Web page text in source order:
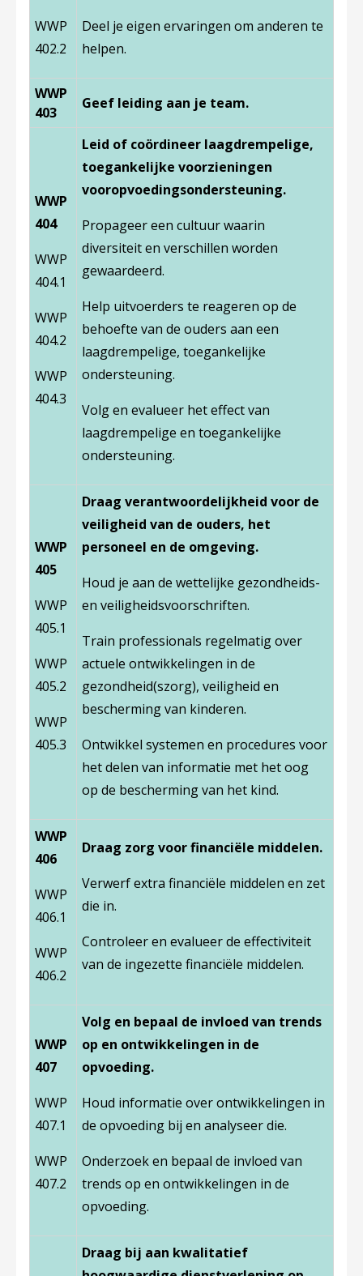
WWP
402.2
Deel je eigen ervaringen om anderen te
helpen.
WWP
403
Geef leiding aan je team.
WWP
404
WWP
404.1
WWP
404.2
WWP
404.3
Leid of coördineer laagdrempelige,
toegankelijke voorzieningen
vooropvoedingsondersteuning.
Propageer een cultuur waarin
diversiteit en verschillen worden
gewaardeerd.
Help uitvoerders te reageren op de
behoefte van de ouders aan een
laagdrempelige, toegankelijke
ondersteuning.
Volg en evalueer het effect van
laagdrempelige en toegankelijke
ondersteuning.
WWP
405
WWP
405.1
WWP
405.2
WWP
405.3
Draag verantwoordelijkheid voor de
veiligheid van de ouders, het
personeel en de omgeving.
Houd je aan de wettelijke gezondheids-
en veiligheidsvoorschriften.
Train professionals regelmatig over
actuele ontwikkelingen in de
gezondheid(szorg), veiligheid en
bescherming van kinderen.
Ontwikkel systemen en procedures voor
het delen van informatie met het oog
op de bescherming van het kind.
WWP
406
WWP
406.1
WWP
406.2
Draag zorg voor financiële middelen.
Verwerf extra financiële middelen en zet
die in.
Controleer en evalueer de effectiviteit
van de ingezette financiële middelen.
WWP
407
WWP
407.1
WWP
407.2
Volg en bepaal de invloed van trends
op en ontwikkelingen in de
opvoeding.
Houd informatie over ontwikkelingen in
de opvoeding bij en analyseer die.
Onderzoek en bepaal de invloed van
trends op en ontwikkelingen in de
opvoeding.
Draag bij aan kwalitatief